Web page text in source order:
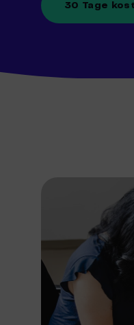
30 Tage